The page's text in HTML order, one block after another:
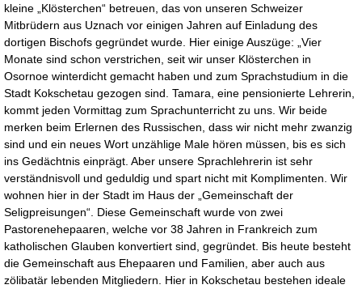
kleine „Klösterchen“ betreuen, das von unseren Schweizer
Mitbrüdern aus Uznach vor einigen Jahren auf Einladung des
dortigen Bischofs gegründet wurde. Hier einige Auszüge: „Vier
Monate sind schon verstrichen, seit wir unser Klösterchen in
Osornoe winterdicht gemacht haben und zum Sprachstudium in die
Stadt Kokschetau gezogen sind. Tamara, eine pensionierte Lehrerin,
kommt jeden Vormittag zum Sprachunterricht zu uns. Wir beide
merken beim Erlernen des Russischen, dass wir nicht mehr zwanzig
sind und ein neues Wort unzählige Male hören müssen, bis es sich
ins Gedächtnis einprägt. Aber unsere Sprachlehrerin ist sehr
verständnisvoll und geduldig und spart nicht mit Komplimenten. Wir
wohnen hier in der Stadt im Haus der „Gemeinschaft der
Seligpreisungen“. Diese Gemeinschaft wurde von zwei
Pastorenehepaaren, welche vor 38 Jahren in Frankreich zum
katholischen Glauben konvertiert sind, gegründet. Bis heute besteht
die Gemeinschaft aus Ehepaaren und Familien, aber auch aus
zölibatär lebenden Mitgliedern. Hier in Kokschetau bestehen ideale